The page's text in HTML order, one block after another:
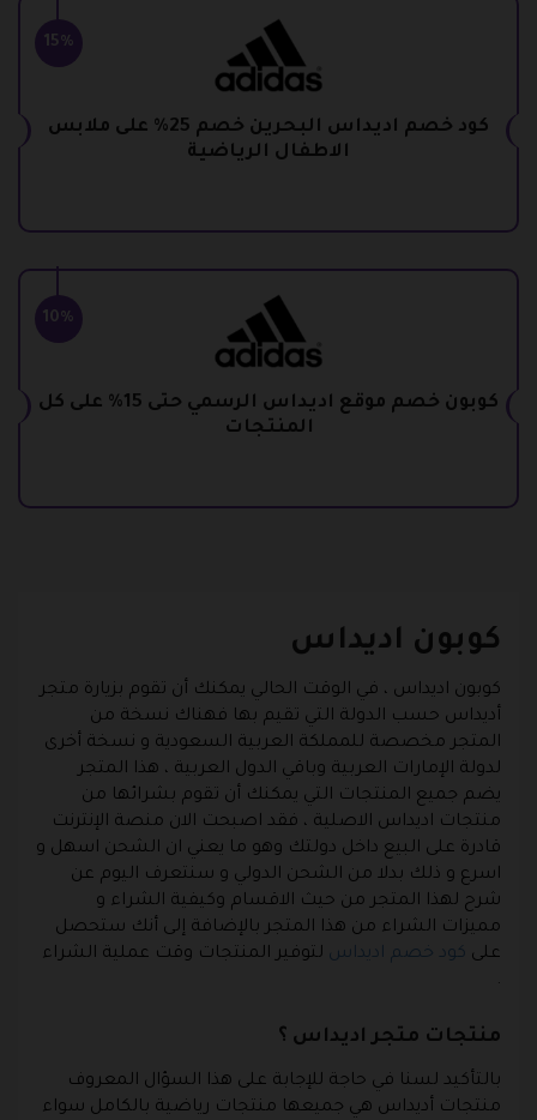
15%
كود خصم اديداس البحرين خصم 25% على ملابس
الاطفال الرياضية
10%
كوبون خصم موقع اديداس الرسمي حتى 15% على كل
المنتجات
كوبون اديداس
كوبون اديداس ، في الوقت الحالي يمكنك أن تقوم بزيارة متجر
أديداس حسب الدولة التي تقيم بها فهناك نسخة من
المتجر مخصصة للمملكة العربية السعودية و نسخة أخرى
لدولة الإمارات العربية وباقي الدول العربية ، هذا المتجر
يضم جميع المنتجات التي يمكنك أن تقوم بشرائها من
منتجات اديداس الاصلية ، فقد اصبحت الان منصة الإنترنت
قادرة على البيع داخل دولتك وهو ما يعني ان الشحن اسهل و
اسرع و ذلك بدلا من الشحن الدولي و سنتعرف اليوم عن
شرح لهذا المتجر من حيث الاقسام وكيفية الشراء و
مميزات الشراء من هذا المتجر بالإضافة إلى أنك ستحصل
على كود خصم اديداس لتوفير المنتجات وقت عملية الشراء
.
منتجات متجر اديداس ؟
بالتأكيد لسنا في حاجة للإجابة على هذا السؤال المعروف
منتجات أديداس هي جميعها منتجات رياضية بالكامل سواء